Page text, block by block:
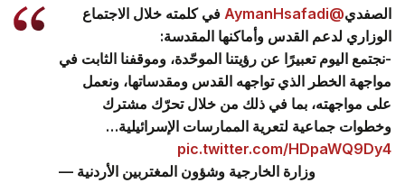
الصفدي@AymanHsafadi
في كلمته خلال الاجتماع
الوزاري لدعم القدس وأماكنها المقدسة:
-نجتمع اليوم تعبيرًا عن رؤيتنا الموحّدة، وموقفنا الثابت في
مواجهة الخطر الذي تواجهه القدس ومقدساتها، ونعمل
على مواجهته، بما في ذلك من خلال تحرّك مشترك
وخطوات جماعية لتعرية الممارسات الإسرائيلية…
pic.twitter.com/HDpaWQ9Dy4
— وزارة الخارجية وشؤون المغتربين الأردنية